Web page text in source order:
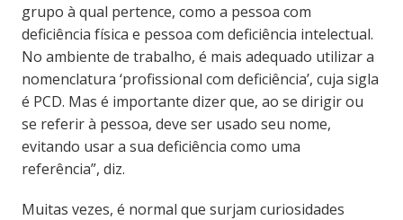
grupo à qual pertence, como a pessoa com
deficiência física e pessoa com deficiência intelectual.
No ambiente de trabalho, é mais adequado utilizar a
nomenclatura ‘profissional com deficiência’, cuja sigla
é PCD. Mas é importante dizer que, ao se dirigir ou
se referir à pessoa, deve ser usado seu nome,
evitando usar a sua deficiência como uma
referência”, diz.
Muitas vezes, é normal que surjam curiosidades